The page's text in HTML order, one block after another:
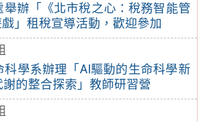
舉辦「《北市稅之心：稅務智能管
」租稅宣導活動，歡迎參加
科學系辦理「AI驅動的生命科學新
的整合探索」教師研習營